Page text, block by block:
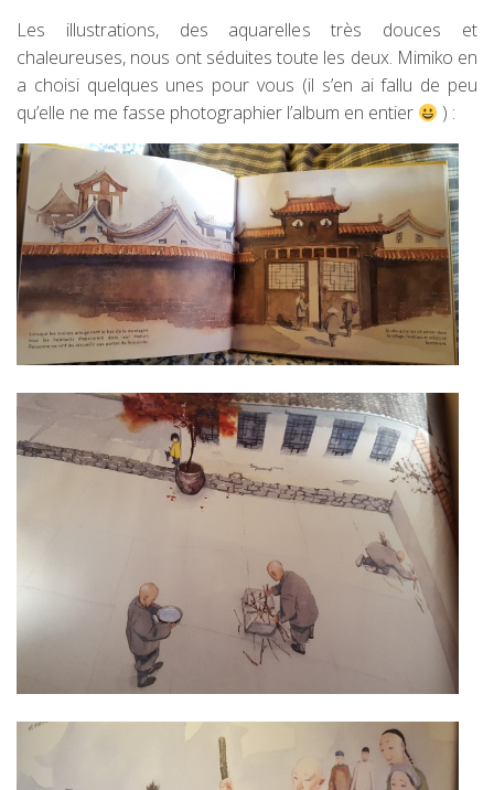
Les illustrations, des aquarelles très douces et
chaleureuses, nous ont séduites toute les deux. Mimiko en
a choisi quelques unes pour vous (il s’en ai fallu de peu
qu’elle ne me fasse photographier l’album en entier
) :